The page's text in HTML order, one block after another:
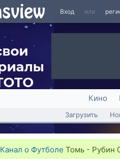
Вход или
Кино
Загрузить
Канал о Футболе Томь - Рубин